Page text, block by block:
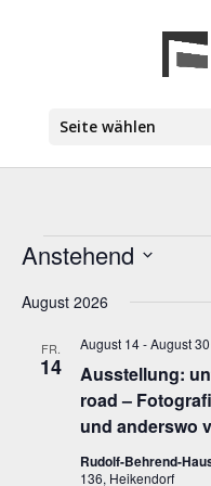
Seite wählen
Veranstaltungen
Anstehend
wählen.
August 2026
FR.
14
Ausstellung:
road –
und anderswo
August 14-August 30
Rudolf-Behrend-
136, Heikendorf